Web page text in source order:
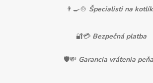
👨‍🍳🍲 Špecialisti na
🔐💳 Bezpečná platba
🛡️💸 Garancia vrátenia